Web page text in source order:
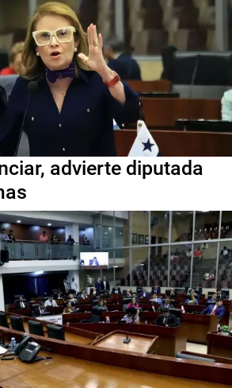
advierte diputada